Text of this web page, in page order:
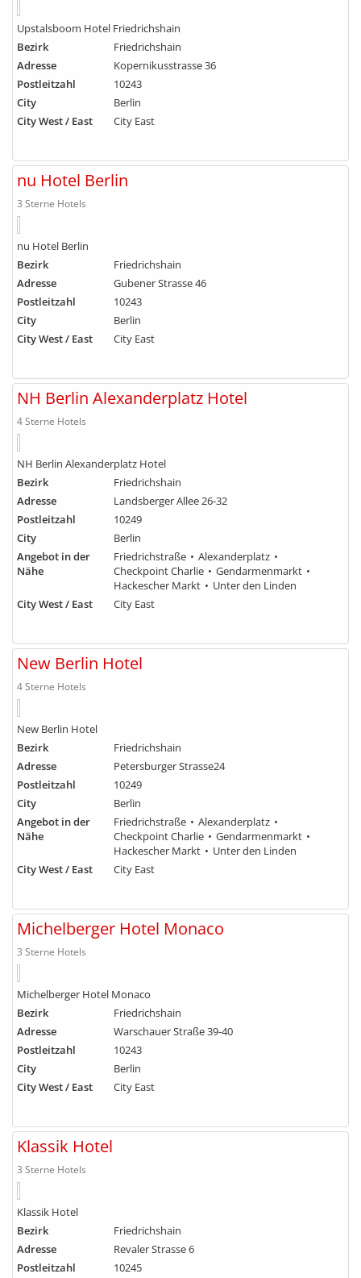
Upstalsboom Hotel Friedrichshain
Bezirk
Friedrichshain
Adresse
Kopernikusstrasse 36
Postleitzahl
10243
City
Berlin
City West / East
City East
nu Hotel Berlin
3 Sterne Hotels
nu Hotel Berlin
Bezirk
Friedrichshain
Adresse
Gubener Strasse 46
Postleitzahl
10243
City
Berlin
City West / East
City East
NH Berlin Alexanderplatz Hotel
4 Sterne Hotels
NH Berlin Alexanderplatz Hotel
Bezirk
Friedrichshain
Adresse
Landsberger Allee 26-32
Postleitzahl
10249
City
Berlin
Angebot in der
Nähe
Friedrichstraße
Alexanderplatz
Checkpoint Charlie
Gendarmenmarkt
Hackescher Markt
Unter den Linden
City West / East
City East
New Berlin Hotel
4 Sterne Hotels
New Berlin Hotel
Bezirk
Friedrichshain
Adresse
Petersburger Strasse24
Postleitzahl
10249
City
Berlin
Angebot in der
Nähe
Friedrichstraße
Alexanderplatz
Checkpoint Charlie
Gendarmenmarkt
Hackescher Markt
Unter den Linden
City West / East
City East
Michelberger Hotel Monaco
3 Sterne Hotels
Michelberger Hotel Monaco
Bezirk
Friedrichshain
Adresse
Warschauer Straße 39-40
Postleitzahl
10243
City
Berlin
City West / East
City East
Klassik Hotel
3 Sterne Hotels
Klassik Hotel
Bezirk
Friedrichshain
Adresse
Revaler Strasse 6
Postleitzahl
10245